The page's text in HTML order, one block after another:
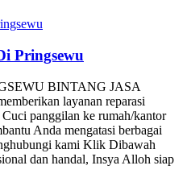
Pringsewu
BINTANG JASA
layanan reparasi
panggilan ke rumah/kantor
Anda mengatasi berbagai
kami Klik Dibawah
dan handal, Insya Alloh siap